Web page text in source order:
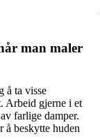
man maler
å ta visse
Arbeid gjerne i et
farlige damper.
å beskytte huden